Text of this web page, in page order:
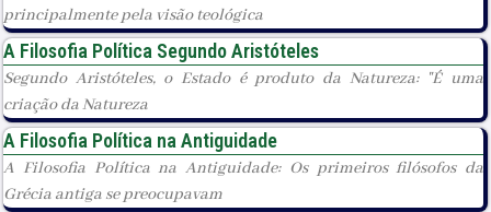
principalmente pela visão teológica
A Filosofia Política Segundo Aristóteles
Segundo Aristóteles, o Estado é produto da Natureza: "É uma
criação da Natureza
A Filosofia Política na Antiguidade
A Filosofia Política na Antiguidade: Os primeiros filósofos da
Grécia antiga se preocupavam